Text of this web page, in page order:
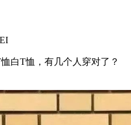
T恤，有几个人穿对了？